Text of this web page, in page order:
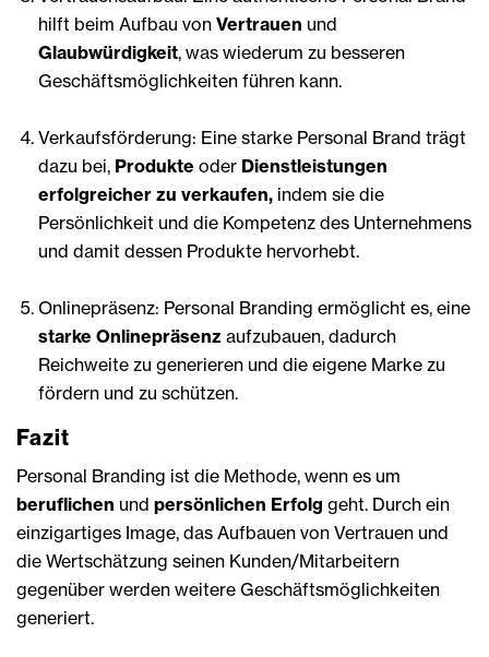
hilft beim Aufbau von Vertrauen und
Glaubwürdigkeit, was wiederum zu besseren
Geschäftsmöglichkeiten führen kann.
Verkaufsförderung: Eine starke Personal Brand trägt
dazu bei, Produkte oder Dienstleistungen
erfolgreicher zu verkaufen, indem sie die
Persönlichkeit und die Kompetenz des Unternehmens
und damit dessen Produkte hervorhebt.
Onlinepräsenz: Personal Branding ermöglicht es, eine
starke Onlinepräsenz aufzubauen, dadurch
Reichweite zu generieren und die eigene Marke zu
fördern und zu schützen.
Fazit
Personal Branding ist die Methode, wenn es um
beruflichen und persönlichen Erfolg geht. Durch ein
einzigartiges Image, das Aufbauen von Vertrauen und
die Wertschätzung seinen Kunden/Mitarbeitern
gegenüber werden weitere Geschäftsmöglichkeiten
generiert.